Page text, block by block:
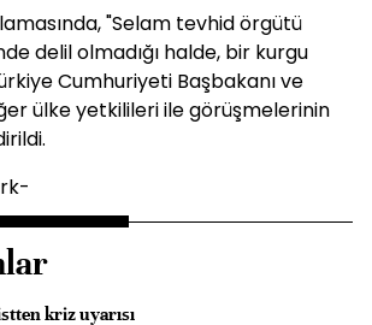
"Selam tevhid örgütü
delil olmadığı halde, bir kurgu
Cumhuriyeti Başbakanı ve
ülke yetkilileri ile görüşmelerinin
kriz uyarısı